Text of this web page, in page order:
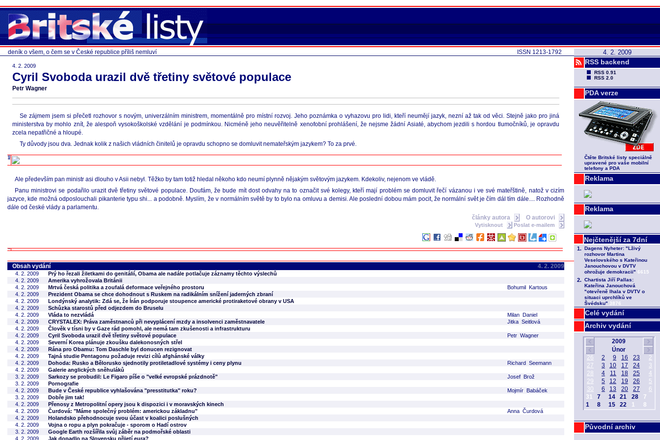
4. 2. 2009
RSS backend
RSS 0.91
RSS 2.0
PDA verze
Čtěte Britské listy speciálně
upravené pro vaše mobilní
telefony a PDA
Reklama
Reklama
Celé vydání
Archiv vydání
Původní archiv
ISSN 1213-1792
deník o všem, o čem se v České republice příliš nemluví
4. 2. 2009
Cyril Svoboda urazil dvě třetiny světové populace
Petr Wagner
Se zájmem jsem si přečetl rozhovor s novým, univerzálním ministrem, momentálně pro místní rozvoj. Jeho poznámka o vyhazovu pro lidi, kteří neumějí jazyk, nezní až tak od věci. Stejně jako pro jiná
ministerstva by mohlo znít, že alespoň vysokoškolské vzdělání je podmínkou. Nicméně jeho neuvěřitelně xenofobní prohlášení, že nejsme žádní Asiaté, abychom jezdili s hordou tlumočníků, je opravdu
zcela nepatřičné a hloupé.
Ty důvody jsou dva. Jednak kolik z našich vládních činitelů je opravdu schopno se domluvit nemateřským jazykem? To za prvé.
Ale především pan ministr asi dlouho v Asii nebyl. Těžko by tam totiž hledal někoho kdo neumí plynně nějakým světovým jazykem. Kdekoliv, nejenom ve vládě.
Panu ministrovi se podařilo urazit dvě třetiny světové populace. Doufám, že bude mít dost odvahy na to označit své kolegy, kteří mají problém se domluvit řečí vázanou i ve své mateřštině, natož v cizím
jazyce, kde možná odposlouchali pikanterie typu shi... a podobně. Myslím, že v normálním světě by to bylo na omluvu a demisi. Ale poslední dobou mám pocit, že normální svět je čím dál tím dále.... Rozhodně
dále od české vlády a parlamentu.
články autora
O autorovi
Vytisknout Poslat e-mailem
Obsah vydání 4. 2. 2009
4. 2. 2009
Prý ho řezali žiletkami do genitálií, Obama ale nadále potlačuje záznamy těchto výslechů
4. 2. 2009
Amerika vyhrožovala Británii
4. 2. 2009
Mrtvá česká politika a zoufalá deformace veřejného prostoru
Bohumil Kartous
4. 2. 2009
Prezident Obama se chce dohodnout s Ruskem na radikálním snížení jaderných zbraní
4. 2. 2009
Londýnský analytik: Zdá se, že Írán podporuje stoupence americké protiraketové obrany v USA
4. 2. 2009
Schůzka starostů před odjezdem do Bruselu
4. 2. 2009
Vláda to nezvládá
Milan Daniel
4. 2. 2009
CRYSTALEX: Práva zaměstnanců při nevyplácení mzdy a insolvenci zaměstnavatele
Jitka Seitlová
4. 2. 2009
Člověk v tísni by v Gaze rád pomohl, ale nemá tam zkušenosti a infrastrukturu
4. 2. 2009
Cyril Svoboda urazil dvě třetiny světové populace
Petr Wagner
4. 2. 2009
Severní Korea plánuje zkoušku dalekonosných střel
4. 2. 2009
Rána pro Obamu: Tom Daschle byl donucen rezignovat
4. 2. 2009
Tajná studie Pentagonu požaduje revizi cílů afghánské války
4. 2. 2009
Dohoda: Rusko a Bělorusko sjednotily protiletadlové systémy i ceny plynu
Richard Seemann
4. 2. 2009
Galerie anglických sněhuláků
3. 2. 2009
Sarkozy se probudil: Le Figaro píše o "velké evropské prázdnotě"
Josef Brož
3. 2. 2009
Pornografie
4. 2. 2009
Bude v České republice vyhlašována "presstitutka" roku?
Mojmír Babáček
3. 2. 2009
Dobře jim tak!
4. 2. 2009
Přenosy z Metropolitní opery jsou k dispozici i v moravských kinech
4. 2. 2009
Čurdová: "Máme společný problém: americkou základnu"
Anna Čurdová
4. 2. 2009
Holandsko přehodnocuje svou účast v koalici poslušných
4. 2. 2009
Vojna o ropu a plyn pokračuje - sporom o Hadí ostrov
3. 2. 2009
Google Earth rozšířila svůj záběr na podmořské oblasti
4. 2. 2009
Jak dopadlo na Slovensku přijetí eura?